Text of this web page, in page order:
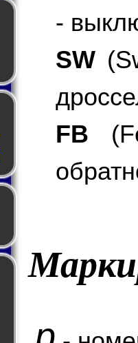
-
SW
FB